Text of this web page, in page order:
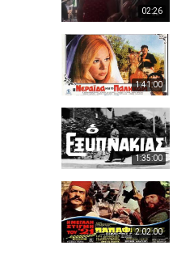
02:26
1:41:00
1:35:00
2:02:00